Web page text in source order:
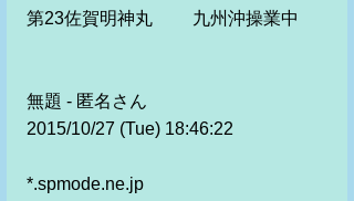
第23佐賀明神丸　　 九州沖操業中
無題 - 匿名さん
2015/10/27 (Tue) 18:46:22
*.spmode.ne.jp